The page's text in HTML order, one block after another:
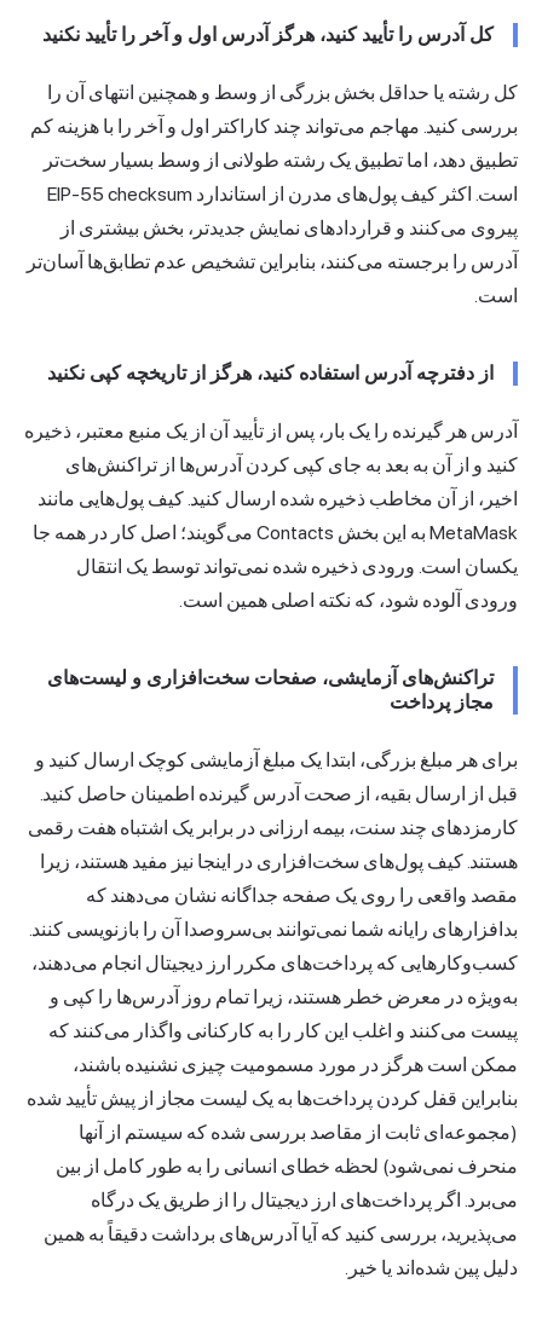
کل آدرس را تأیید کنید، هرگز آدرس اول و آخر را تأیید نکنید
کل رشته یا حداقل بخش بزرگی از وسط و همچنین انتهای آن را
بررسی کنید. مهاجم می‌تواند چند کاراکتر اول و آخر را با هزینه کم
تطبیق دهد، اما تطبیق یک رشته طولانی از وسط بسیار سخت‌تر
است. اکثر کیف پول‌های مدرن از استاندارد EIP-55 checksum
پیروی می‌کنند و قراردادهای نمایش جدیدتر، بخش بیشتری از
آدرس را برجسته می‌کنند، بنابراین تشخیص عدم تطابق‌ها آسان‌تر
است.
از دفترچه آدرس استفاده کنید، هرگز از تاریخچه کپی نکنید
آدرس هر گیرنده را یک بار، پس از تأیید آن از یک منبع معتبر، ذخیره
کنید و از آن به بعد به جای کپی کردن آدرس‌ها از تراکنش‌های
اخیر، از آن مخاطب ذخیره شده ارسال کنید. کیف پول‌هایی مانند
MetaMask به این بخش Contacts می‌گویند؛ اصل کار در همه جا
یکسان است. ورودی ذخیره شده نمی‌تواند توسط یک انتقال
ورودی آلوده شود، که نکته اصلی همین است.
تراکنش‌های آزمایشی، صفحات سخت‌افزاری و لیست‌های
مجاز پرداخت
برای هر مبلغ بزرگی، ابتدا یک مبلغ آزمایشی کوچک ارسال کنید و
قبل از ارسال بقیه، از صحت آدرس گیرنده اطمینان حاصل کنید.
کارمزدهای چند سنت، بیمه ارزانی در برابر یک اشتباه هفت رقمی
هستند.کیف پول‌های سخت‌افزاری در اینجا نیز مفید هستند، زیرا
مقصد واقعی را روی یک صفحه جداگانه نشان می‌دهند که
بدافزارهای رایانه شما نمی‌توانند بی‌سروصدا آن را بازنویسی کنند.
کسب‌وکارهایی که پرداخت‌های مکرر ارز دیجیتال انجام می‌دهند،
به‌ویژه در معرض خطر هستند، زیرا تمام روز آدرس‌ها را کپی و
پیست می‌کنند و اغلب این کار را به کارکنانی واگذار می‌کنند که
ممکن است هرگز در مورد مسمومیت چیزی نشنیده باشند،
بنابراین قفل کردن پرداخت‌ها به یک لیست مجاز از پیش تأیید شده
(مجموعه‌ای ثابت از مقاصد بررسی شده که سیستم از آنها
منحرف نمی‌شود) لحظه خطای انسانی را به طور کامل از بین
می‌برد. اگر پرداخت‌های ارز دیجیتال را از طریق یک درگاه
می‌پذیرید، بررسی کنید که آیا آدرس‌های برداشت دقیقاً به همین
دلیل پین شده‌اند یا خیر.